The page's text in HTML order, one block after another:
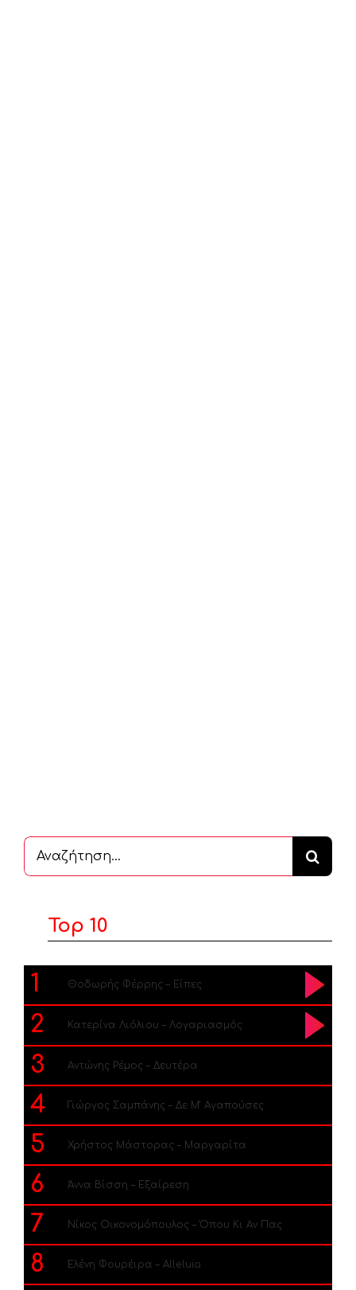
Αναζήτηση
...
Top 10
1 Θοδωρής Φέρρης – Είπες
2 Κατερίνα Λιόλιου – Λογαριασμός
3 Αντώνης Ρέμος – Δευτέρα
4 Γιώργος Σαμπάνης – Δε Μ’ Αγαπούσες
5 Χρήστος Μάστορας – Μαργαρίτα
6 Άννα Βίσση – Εξαίρεση
7 Νίκος Οικονομόπουλος – Όπου Κι Αν Πας
8 Ελένη Φουρέιρα – Alleluia